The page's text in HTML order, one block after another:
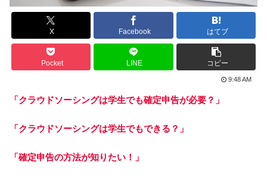
X Facebook はてブ
Pocket LINE コピー
9:48 AM
「クラウドソーシングは学生でも確定申告が必要？」
「クラウドソーシングは学生でもできる？」
「確定申告の方法が知りたい！」